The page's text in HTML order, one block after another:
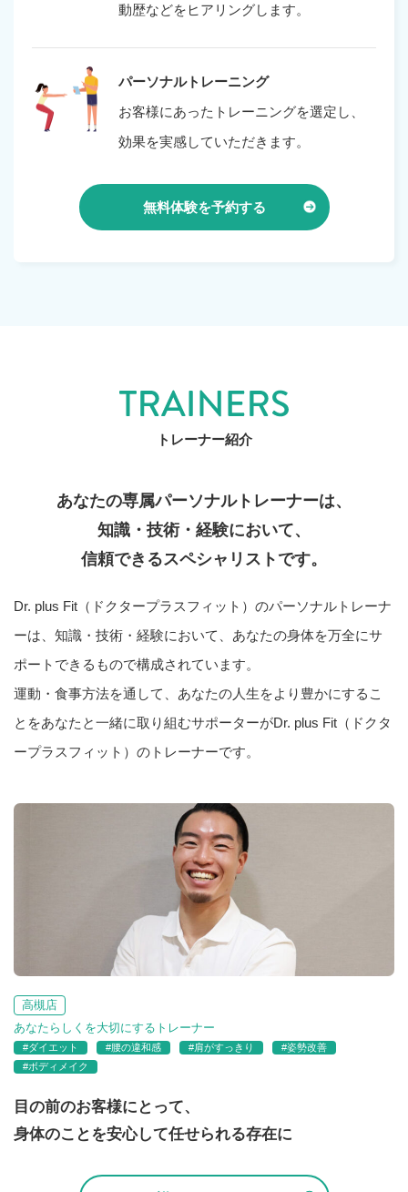
動歴などをヒアリングします。
パーソナルトレーニング
お客様にあったトレーニングを選定し、
効果を実感していただきます。
無料体験を予約する
トレーナー紹介
あなたの専属パーソナルトレーナーは、
知識・技術・経験において、
信頼できるスペシャリストです。
Dr. plus Fit（ドクタープラスフィット）のパーソナルトレーナ
ーは、知識・技術・経験において、 あなたの身体を万全にサ
ポートできるもので構成されています。
運動・食事方法を通して、あなたの人生をより豊かにするこ
とをあなたと一緒に取り組むサポーターがDr. plus Fit（ドクタ
ープラスフィット）のトレーナーです。
高槻店
あなたらしくを大切にするトレーナー
#ダイエット #腰の違和感 #肩がすっきり
#姿勢改善
#ボディメイク
目の前のお客様にとって、
身体のことを安心して任せられる存在に